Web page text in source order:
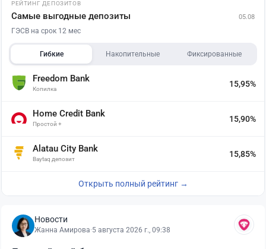
РЕЙТИНГ ДЕПОЗИТОВ
Самые выгодные депозиты 05.08
ГЭСВ на срок 12 мес
Гибкие Накопительные Фиксированные
Freedom Bank
Копилка
15,95%
Home Credit Bank
Простой +
15,90%
Alatau City Bank
Baytaq депозит
15,85%
Открыть полный рейтинг →
Новости
Жанна Амирова·5 августа 2026 г., 09:38